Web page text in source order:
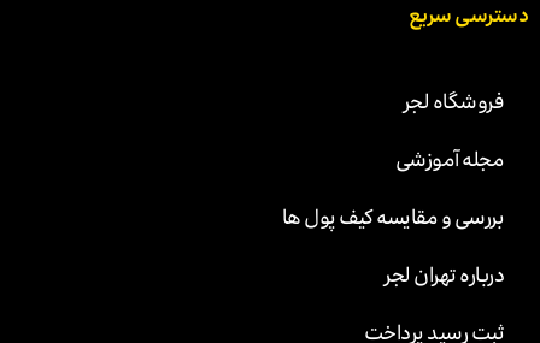
دسترسی سریع
فروشگاه لجر
مجله آموزشی
بررسی و مقایسه کیف پول ها
درباره تهران لجر
ثبت رسید پرداخت